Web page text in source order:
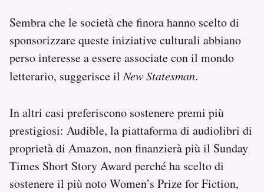
Sembra che le società che finora hanno scelto di
sponsorizzare queste iniziative culturali abbiano
perso interesse a essere associate con il mondo
letterario, suggerisce ilNew Statesman.
In altri casi preferiscono sostenere premi più
prestigiosi: Audible, la piattaforma di audiolibri di
proprietà di Amazon, non finanzierà più il Sunday
Times Short Story Award perché ha scelto di
sostenere il più noto Women’s Prize for Fiction,